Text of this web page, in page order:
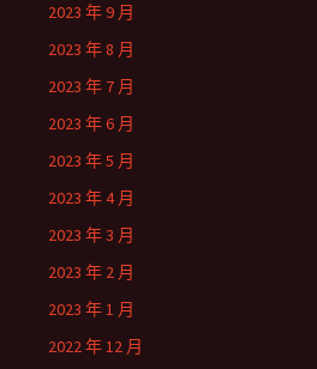
2023 年 9 月
2023 年 8 月
2023 年 7 月
2023 年 6 月
2023 年 5 月
2023 年 4 月
2023 年 3 月
2023 年 2 月
2023 年 1 月
2022 年 12 月